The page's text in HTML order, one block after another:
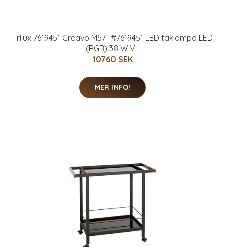
Trilux 7619451 Creavo M57- #7619451 LED taklampa LED
(RGB) 38 W Vit
10760 SEK
MER INFO!